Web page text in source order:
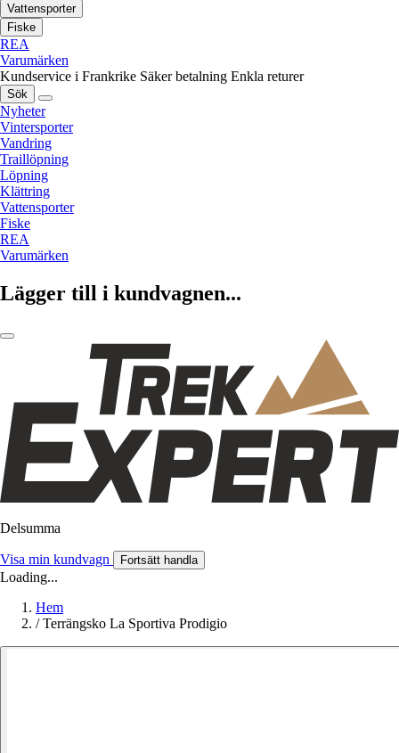
Vattensporter
Fiske
REA
Varumärken
Kundservice i Frankrike Säker betalning Enkla returer
Sök
Nyheter
Vintersporter
Vandring
Traillöpning
Löpning
Klättring
Vattensporter
Fiske
REA
Varumärken
Lägger till i kundvagnen...
Delsumma
Visa min kundvagn Fortsätt handla
Loading...
Hem
/ Terrängsko La Sportiva Prodigio